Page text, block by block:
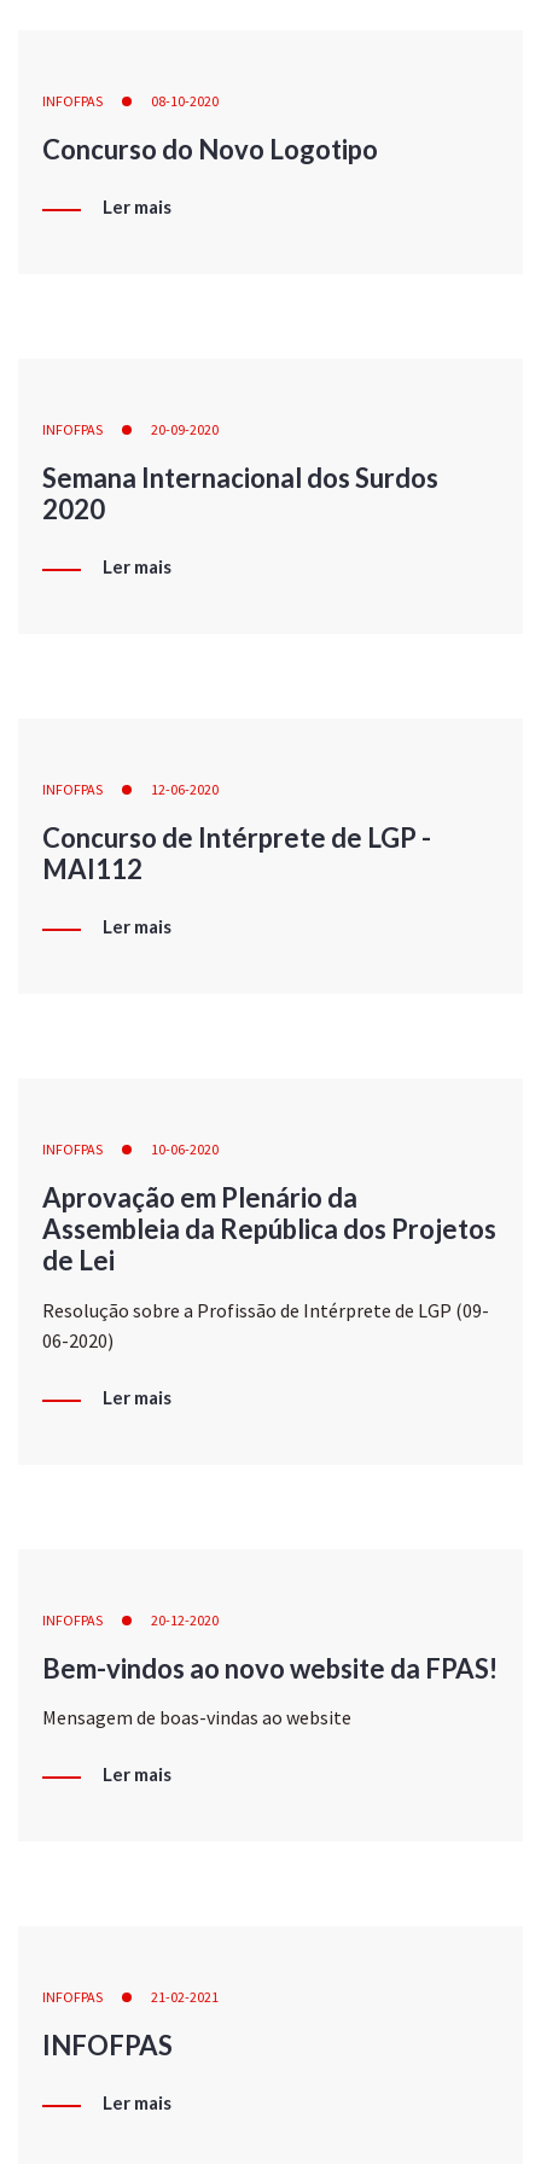
INFOFPAS 08-10-2020
Concurso do Novo Logotipo
Ler mais
INFOFPAS 20-09-2020
Semana Internacional dos Surdos
2020
Ler mais
INFOFPAS 12-06-2020
Concurso de Intérprete de LGP -
MAI112
Ler mais
INFOFPAS 10-06-2020
Aprovação em Plenário da
Assembleia da República dos Projetos
de Lei
Resolução sobre a Profissão de Intérprete de LGP (09-
06-2020)
Ler mais
INFOFPAS 20-12-2020
Bem-vindos ao novo website da FPAS!
Mensagem de boas-vindas ao website
Ler mais
INFOFPAS 21-02-2021
INFOFPAS
Ler mais